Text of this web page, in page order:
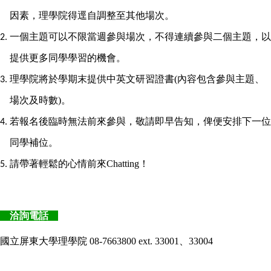
因素，理學院得逕自調整至其他場次。
一個主題可以不限當週參與場次，不得連續參與二個主題，以
提供更多同學學習的機會。
理學院將於學期末提供中英文研習證書(內容包含參與主題、
場次及時數)。
若報名後臨時無法前來參與，敬請即早告知，俾便安排下一位
同學補位。
請帶著輕鬆的心情前來Chatting！
洽詢電話
國立屏東大學理學院 08-7663800 ext. 33001、33004